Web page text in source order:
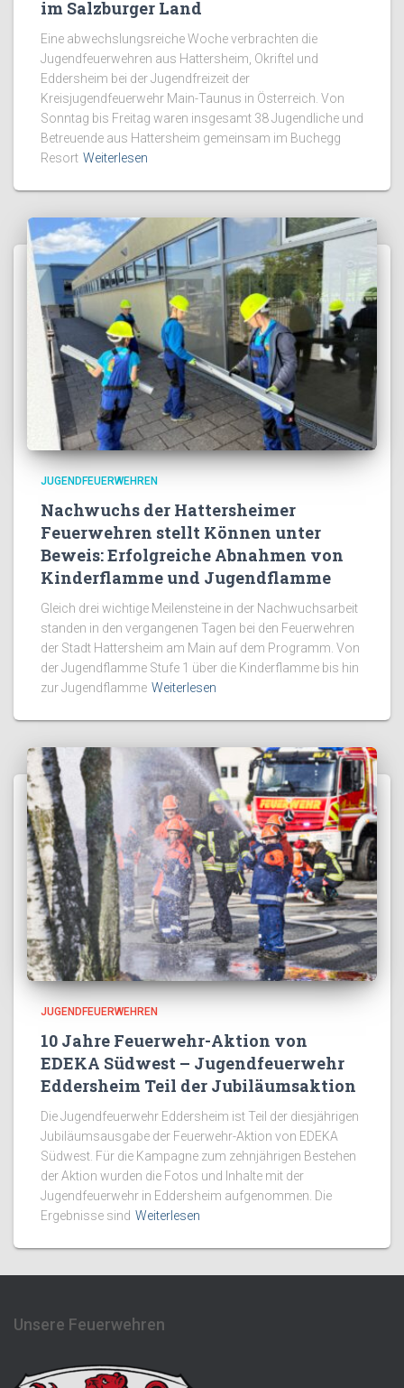
im Salzburger Land
Eine abwechslungsreiche Woche verbrachten die
Jugendfeuerwehren aus Hattersheim, Okriftel und
Eddersheim bei der Jugendfreizeit der
Kreisjugendfeuerwehr Main-Taunus in Österreich. Von
Sonntag bis Freitag waren insgesamt 38 Jugendliche und
Betreuende aus Hattersheim gemeinsam im Buchegg
Resort Weiterlesen
JUGENDFEUERWEHREN
Nachwuchs der Hattersheimer
Feuerwehren stellt Können unter
Beweis: Erfolgreiche Abnahmen von
Kinderflamme und Jugendflamme
Gleich drei wichtige Meilensteine in der Nachwuchsarbeit
standen in den vergangenen Tagen bei den Feuerwehren
der Stadt Hattersheim am Main auf dem Programm. Von
der Jugendflamme Stufe 1 über die Kinderflamme bis hin
zur Jugendflamme Weiterlesen
JUGENDFEUERWEHREN
10 Jahre Feuerwehr-Aktion von
EDEKA Südwest – Jugendfeuerwehr
Eddersheim Teil der Jubiläumsaktion
Die Jugendfeuerwehr Eddersheim ist Teil der diesjährigen
Jubiläumsausgabe der Feuerwehr-Aktion von EDEKA
Südwest. Für die Kampagne zum zehnjährigen Bestehen
der Aktion wurden die Fotos und Inhalte mit der
Jugendfeuerwehr in Eddersheim aufgenommen. Die
Ergebnisse sind Weiterlesen
Unsere Feuerwehren